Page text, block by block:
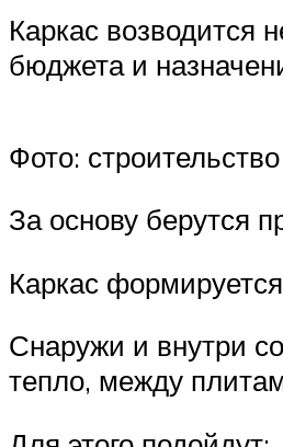
Каркас
бюджета и
Фото:
За основу берутся
Каркас
Снаружи и внутри
тепло, между